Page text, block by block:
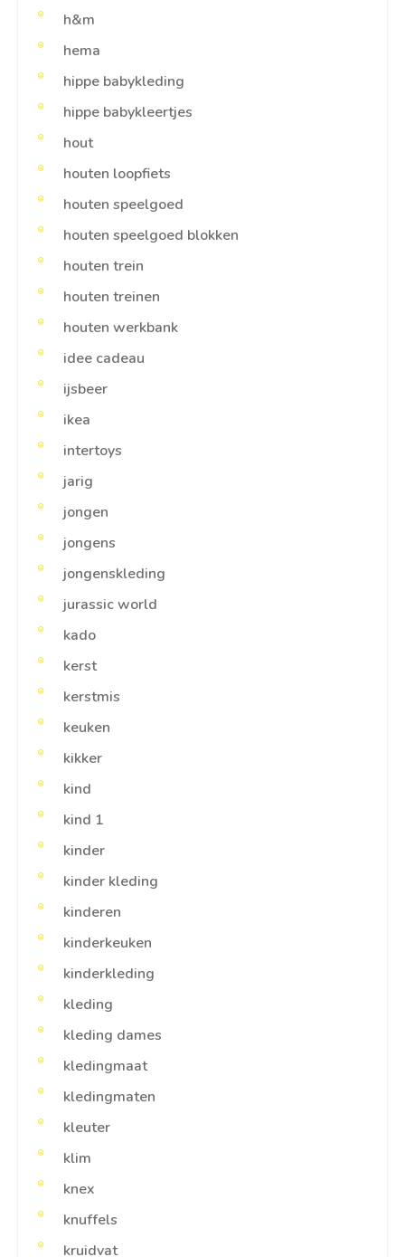
h&m
hema
hippe babykleding
hippe babykleertjes
hout
houten loopfiets
houten speelgoed
houten speelgoed blokken
houten trein
houten treinen
houten werkbank
idee cadeau
ijsbeer
ikea
intertoys
jarig
jongen
jongens
jongenskleding
jurassic world
kado
kerst
kerstmis
keuken
kikker
kind
kind 1
kinder
kinder kleding
kinderen
kinderkeuken
kinderkleding
kleding
kleding dames
kledingmaat
kledingmaten
kleuter
klim
knex
knuffels
kruidvat